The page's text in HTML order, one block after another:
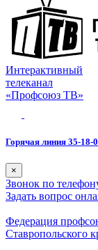
Интерактивный
телеканал
«Профсоюз ТВ»
Горячая линия 35-18-
×
Звонок по
Задать вопрос
Федерация
Ставропольского